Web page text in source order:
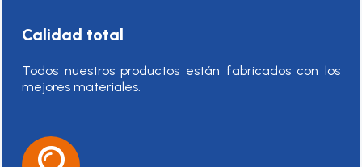
Calidad total
Todos nuestros productos están fabricados con los
mejores materiales.